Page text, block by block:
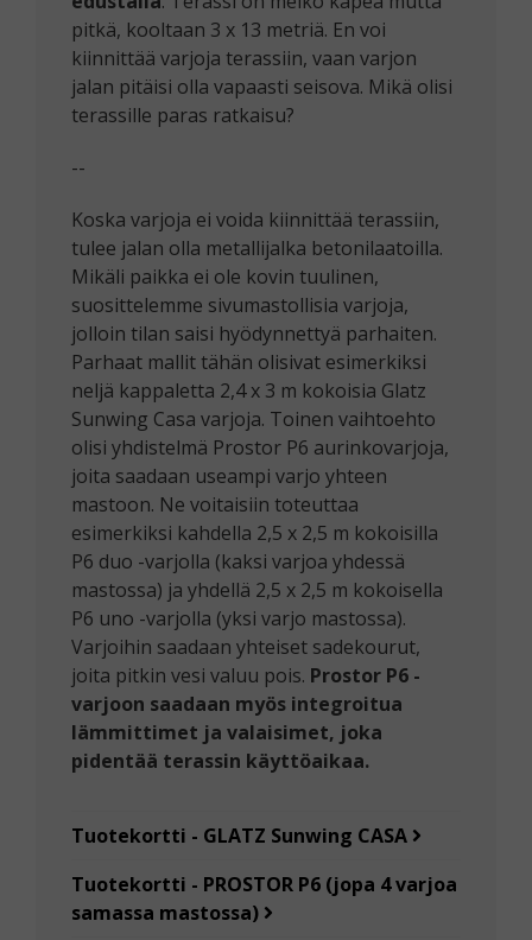
pitkä, kooltaan 3 x 13 metriä. En voi
kiinnittää varjoja terassiin, vaan varjon
jalan pitäisi olla vapaasti seisova. Mikä olisi
terassille paras ratkaisu?
--
Koska varjoja ei voida kiinnittää terassiin,
tulee jalan olla metallijalka betonilaatoilla.
Mikäli paikka ei ole kovin tuulinen,
suosittelemme sivumastollisia varjoja,
jolloin tilan saisi hyödynnettyä parhaiten.
Parhaat mallit tähän olisivat esimerkiksi
neljä kappaletta 2,4 x 3 m kokoisia Glatz
Sunwing Casa varjoja. Toinen vaihtoehto
olisi yhdistelmä Prostor P6 aurinkovarjoja,
joita saadaan useampi varjo yhteen
mastoon. Ne voitaisiin toteuttaa
esimerkiksi kahdella 2,5 x 2,5 m kokoisilla
P6 duo -varjolla (kaksi varjoa yhdessä
mastossa) ja yhdellä 2,5 x 2,5 m kokoisella
P6 uno -varjolla (yksi varjo mastossa).
Varjoihin saadaan yhteiset sadekourut,
joita pitkin vesi valuu pois. Prostor P6 -
varjoon saadaan myös integroitua
lämmittimet ja valaisimet, joka
pidentää terassin käyttöaikaa.
Tuotekortti - GLATZ Sunwing CASA
Tuotekortti - PROSTOR P6 (jopa 4 varjoa
samassa mastossa)